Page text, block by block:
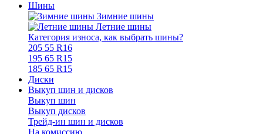
Шины
Зимние шины
Летние шины
Категория износа, как выбрать шины?
205 55 R16
195 65 R15
185 65 R15
Диски
Выкуп шин и дисков
Выкуп шин
Выкуп дисков
Трейд-ин шин и дисков
На комиссию